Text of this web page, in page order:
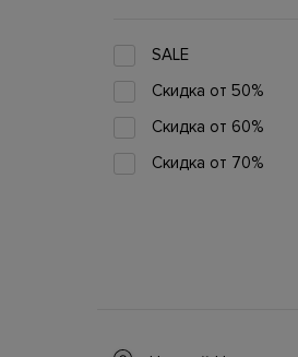
SALE
Скидка от 50%
Скидка от 60%
Скидка от 70%